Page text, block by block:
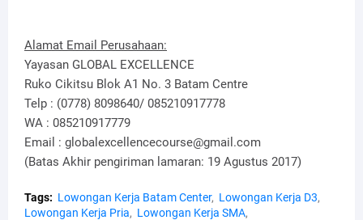
Alamat Email Perusahaan:
Yayasan GLOBAL EXCELLENCE
Ruko Cikitsu Blok A1 No. 3 Batam Centre
Telp : (0778) 8098640/ 085210917778
WA : 085210917779
Email : globalexcellencecourse@gmail.com
(Batas Akhir pengiriman lamaran: 19 Agustus 2017)
Tags: Lowongan Kerja Batam Center
Lowongan Kerja D3
Lowongan Kerja Pria
Lowongan Kerja SMA